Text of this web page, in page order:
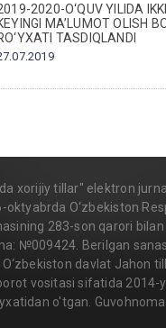
2020-O‘QUV YILIDA
MA’LUMOT OLISH
TASDIQLANDI
xorijiy tillar" elektron
oktyabrda O‘zbekiston
283-son qarori bilan
№009424. Berilgan
O‘zbekiston davlat Jahon
vositasi sifatida 2014-
o'tgan.